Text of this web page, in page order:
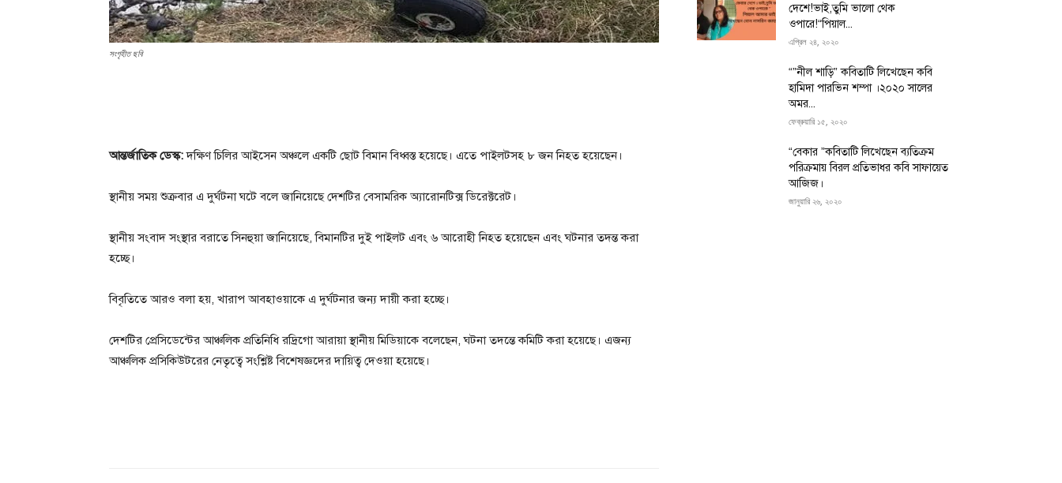
সংগৃহীত ছবি
আন্তর্জাতিক ডেস্ক:দক্ষিণ চিলির আইসেন অঞ্চলে একটি ছোট বিমান বিধ্বস্ত হয়েছে। এতে পাইলটসহ ৮ জন নিহত হয়েছেন।
স্থানীয় সময় শুক্রবার এ দুর্ঘটনা ঘটে বলে জানিয়েছে দেশটির বেসামরিক অ্যারোনটিক্স ডিরেক্টরেট।
স্থানীয় সংবাদ সংস্থার বরাতে সিনহুয়া জানিয়েছে, বিমানটির দুই পাইলট এবং ৬ আরোহী নিহত হয়েছেন এবং ঘটনার তদন্ত করা
হচ্ছে।
বিবৃতিতে আরও বলা হয়, খারাপ আবহাওয়াকে এ দুর্ঘটনার জন্য দায়ী করা হচ্ছে।
দেশটির প্রেসিডেন্টের আঞ্চলিক প্রতিনিধি রদ্রিগো আরায়া স্থানীয় মিডিয়াকে বলেছেন, ঘটনা তদন্তে কমিটি করা হয়েছে। এজন্য
আঞ্চলিক প্রসিকিউটরের নেতৃত্বে সংশ্লিষ্ট বিশেষজ্ঞদের দায়িত্ব দেওয়া হয়েছে।
দেশে!ভাই,তুমি ভালো থেক
ওপারে!“পিয়াল...
এপ্রিল ২৪, ২০২০
“”নীল শাড়ি” কবিতাটি লিখেছেন কবি
হামিদা পারভিন শম্পা ।২০২০ সালের
অমর...
ফেব্রুয়ারি ১৫, ২০২০
“বেকার ”কবিতাটি লিখেছেন ব্যতিক্রম
পরিক্রমায় বিরল প্রতিভাধর কবি সাফায়েত
আজিজ।
জানুয়ারি ২৬, ২০২০